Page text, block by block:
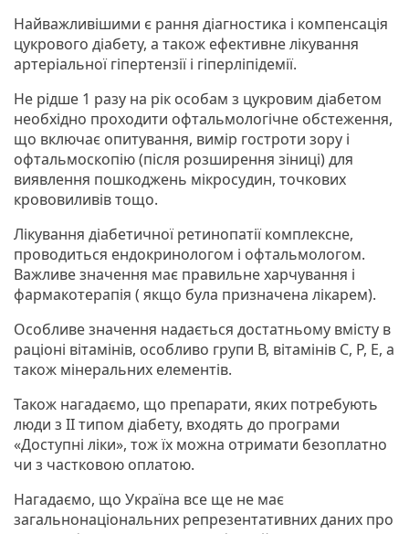
Найважливішими є рання діагностика і компенсація
цукрового діабету, а також ефективне лікування
артеріальної гіпертензії і гіперліпідемії.
Не рідше 1 разу на рік особам з цукровим діабетом
необхідно проходити офтальмологічне обстеження,
що включає опитування, вимір гостроти зору і
офтальмоскопію (після розширення зіниці) для
виявлення пошкоджень мікросудин, точкових
крововиливів тощо.
Лікування діабетичної ретинопатії комплексне,
проводиться ендокринологом і офтальмологом.
Важливе значення має правильне харчування і
фармакотерапія ( якщо була призначена лікарем).
Особливе значення надається достатньому вмісту в
раціоні вітамінів, особливо групи В, вітамінів C, P, E, а
також мінеральних елементів.
Також нагадаємо, що препарати, яких потребують
люди з ІІ типом діабету, входять до програми
«Доступні ліки», тож їх можна отримати безоплатно
чи з частковою оплатою.
Нагадаємо, що Україна все ще не має
загальнонаціональних репрезентативних даних про